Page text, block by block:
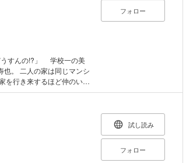
うすんの!?」 学校一の美
也。 二人の家は同じマンシ
を行き来するほど仲のいい
んでいると、突然湊が葉
嫌がる葉月だったが「あ
さした後にスカートを捲
スカレートしていき、遂
チな青春ラブコメディ。
フォロー
試し読み
フォロー